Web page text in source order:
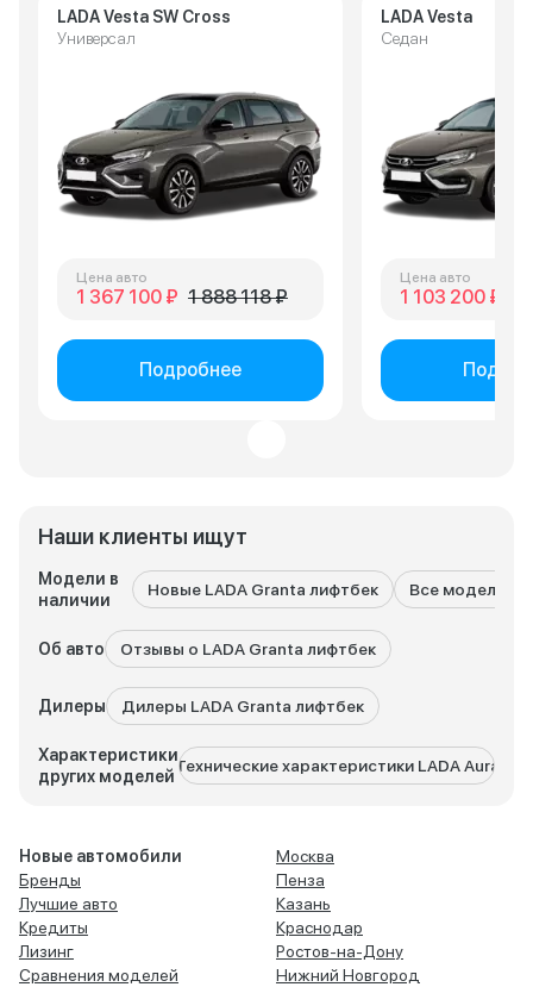
Наши клиенты ищут
Модели в
наличии
Новые LADA Granta лифтбек Все модели
Об авто Отзывы о LADA Granta лифтбек
Дилеры Дилеры LADA Granta лифтбек
Характеристики
других моделей
Технические характеристики LADA Aura
LADA Vesta SW Cross
Универсал
Цена авто
1 367 100 ₽ 1 888 118 ₽
Подробнее
LADA Vesta
Седан
Цена авто
1 103 200 ₽
Новые автомобили
Бренды
Лучшие авто
Кредиты
Лизинг
Сравнения моделей
Москва
Пенза
Казань
Краснодар
Ростов-на-Дону
Нижний Новгород